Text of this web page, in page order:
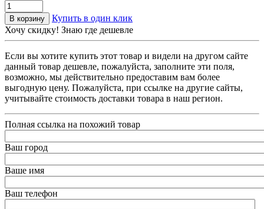
В корзину
Купить в один клик
Хочу скидку! Знаю где дешевле
Если вы хотите купить этот товар и видели на другом сайте
данный товар дешевле, пожалуйста, заполните эти поля,
возможно, мы действительно предоставим вам более
выгодную цену. Пожалуйста, при ссылке на другие сайты,
учитывайте стоимость доставки товара в наш регион.
Полная ссылка на похожий товар
Ваш город
Ваше имя
Ваш телефон